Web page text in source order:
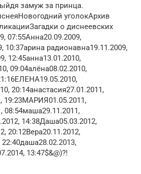
замуж за принца.
уголокАрхив
о диснеевских
07:55Анна20.09.2009,
10:37арина радионавна19.11.2009,
12:45анна13.01.2010,
09:04алёна08.02.2010,
20:14анастасия27.01.2011,
19:23МАРИЯ01.05.2011,
08:54маша29.11.2011,
14:38Даша05.03.2012,
20:12Вера20.11.2012,
13:47$&@)?!